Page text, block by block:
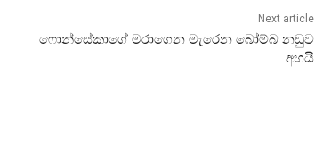
Next article
ෆොන්සේකාගේ මරාගෙන මැරෙන බෝම්බ නඩුව
අහයි